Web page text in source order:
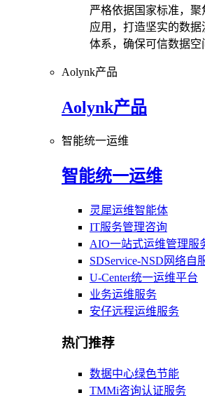
严格依据国家标准，
应用，打造坚实的数
体系，确保可信数据空
Aolynk产品
Aolynk产品
智能统一运维
智能统一运维
灵犀运维智能体
IT服务管理咨询
AIO一站式运维管理服
SDService-NSD网络自
U-Center统一运维平台
业务运维服务
安仔远程运维服务
热门推荐
数据中心绿色节能
TMMi咨询认证服务